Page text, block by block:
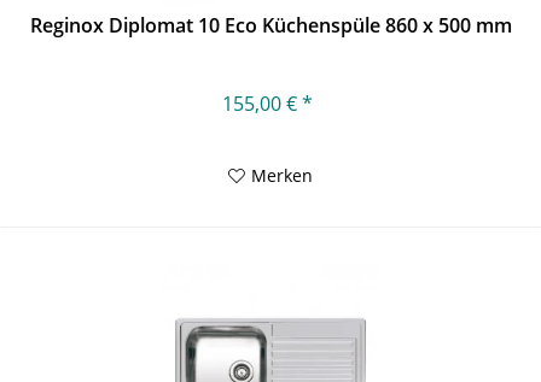
Reginox Diplomat 10 Eco Küchenspüle 860 x 500 mm
155,00 € *
Merken